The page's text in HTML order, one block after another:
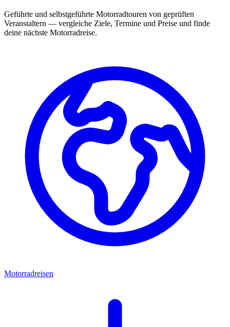
Geführte und selbstgeführte Motorradtouren von geprüften
Veranstaltern — vergleiche Ziele, Termine und Preise und finde
deine nächste Motorradreise.
Motorradreisen